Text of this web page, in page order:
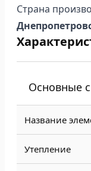
Страна
Основные
Название
Утепление